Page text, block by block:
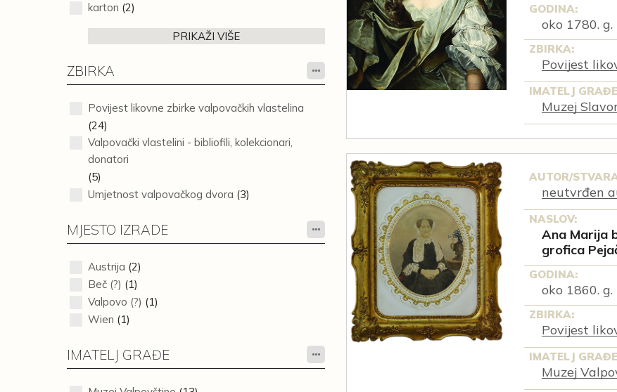
karton (2)
PRIKAŽI VIŠE
ZBIRKA
Povijest likovne zbirke valpovačkih vlastelina
(24)
Valpovački vlastelini - bibliofili, kolekcionari,
donatori
(5)
Umjetnost valpovačkog dvora (3)
MJESTO IZRADE
Austrija (2)
Beč (?) (1)
Valpovo (?) (1)
Wien (1)
IMATELJ GRAĐE
GODINA:
oko 1780. g.
ZBIRKA:
Povijest
IMATELJ
Muzej
AUTOR/
neutvrđen
NASLOV:
Ana Marija
grofica
GODINA:
oko 1860. g.
ZBIRKA:
Povijest
IMATELJ
Muzej